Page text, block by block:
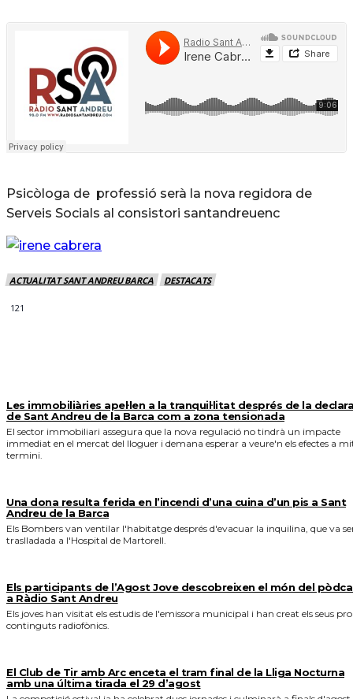
Psicòloga de professió serà la nova regidora de
Serveis Socials al consistori santandreuenc
ACTUALITAT SANT ANDREU BARCA DESTACATS
121
Les immobiliàries apel·len a la tranquil·litat després de la
de Sant Andreu de la Barca com a zona tensionada
El sector immobiliari assegura que la nova regulació no tindrà un impacte
immediat en el mercat del lloguer i demana esperar a veure'n els efectes a
termini.
Una dona resulta ferida en l’incendi d’una cuina d’un pis a Sant
Andreu de la Barca
Els Bombers van ventilar l'habitatge després d'evacuar la inquilina, que va
traslladada a l'Hospital de Martorell.
Els participants de l’Agost Jove descobreixen el món del
a Ràdio Sant Andreu
Els joves han visitat els estudis de l'emissora municipal i han creat els seus
continguts radiofònics.
El Club de Tir amb Arc enceta el tram final de la Lliga Nocturna
amb una última tirada el 29 d’agost